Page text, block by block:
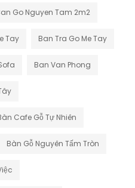
Go Nguyen Tam 2m2
Tay Ban Tra Go Me Tay
Ban Van Phong
Cafe Gỗ Tự Nhiên
Bàn Gỗ Nguyên Tấm Tròn